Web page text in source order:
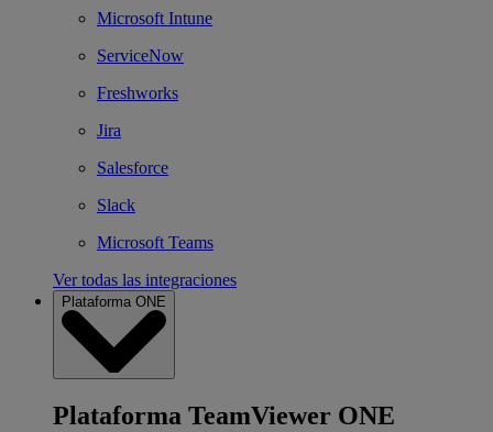
Microsoft Intune
ServiceNow
Freshworks
Jira
Salesforce
Slack
Microsoft Teams
Ver todas las integraciones
Plataforma ONE
Plataforma TeamViewer ONE